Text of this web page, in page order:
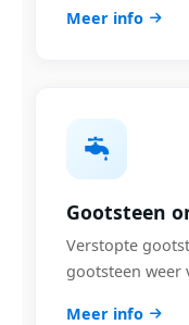
Meer info
Gootsteen
Verstopte
gootsteen weer
Meer info